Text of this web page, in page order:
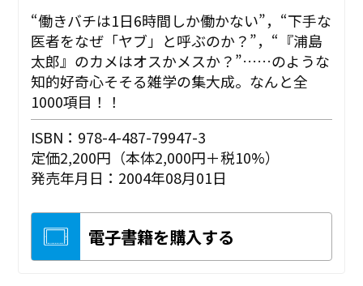
“働きバチは1日6時間しか働かない”，“下手な
医者をなぜ「ヤブ」と呼ぶのか？”，“『浦島
太郎』のカメはオスかメスか？”……のような
知的好奇心そそる雑学の集大成。なんと全
1000項目！！
ISBN：978-4-487-79947-3
定価2,200円（本体2,000円＋税10%）
発売年月日：2004年08月01日
電子書籍を購入する